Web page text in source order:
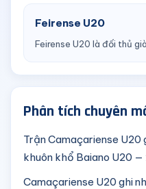
Feirense U20
Feirense U20 là đối thủ
Phân tích chuyên
Trận Camaçariense U20
khuôn khổ Baiano U20
Camaçariense U20 ghi